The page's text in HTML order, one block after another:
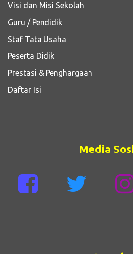
Visi dan Misi Sekolah
Guru / Pendidik
Staf Tata Usaha
Peserta Didik
Prestasi & Penghargaan
Daftar Isi
Media